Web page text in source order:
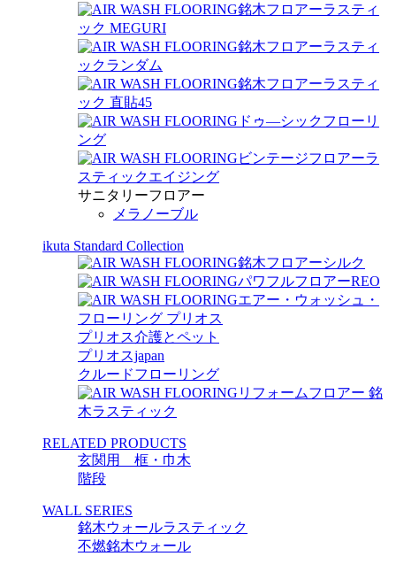
銘木フロアーラスティ
ック MEGURI
銘木フロアーラスティ
ックランダム
銘木フロアーラスティ
ック 直貼45
ドゥ―シックフローリ
ング
ビンテージフロアーラ
スティックエイジング
サニタリーフロアー
メラノーブル
ikuta Standard Collection
銘木フロアーシルク
パワフルフロアーREO
エアー・ウォッシュ・
フローリング プリオス
プリオス介護とペット
プリオスjapan
クルードフローリング
リフォームフロアー 銘
木ラスティック
RELATED PRODUCTS
玄関用 框・巾木
階段
WALL SERIES
銘木ウォールラスティック
不燃銘木ウォール